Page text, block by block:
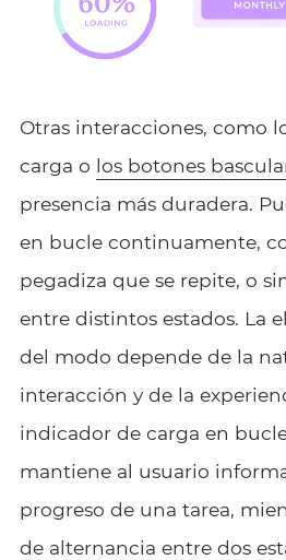
Otras interacciones, como
carga o los botones
presencia más duradera.
en bucle continuamente,
pegadiza que se repite, o
entre distintos estados. La
del modo depende de la
interacción y de la
indicador de carga en
mantiene al usuario
progreso de una tarea,
de alternancia entre dos